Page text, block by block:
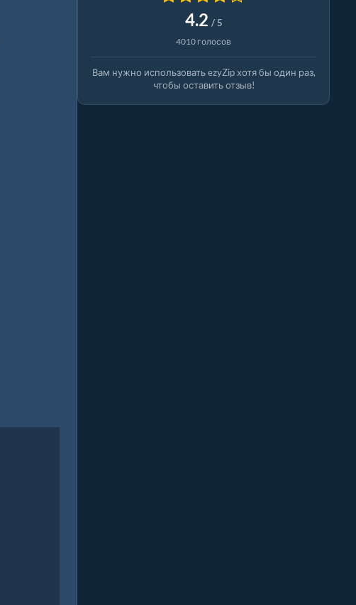
4.2 / 5
4010 голосов
Вам нужно использовать ezyZip хотя бы один раз,
чтобы оставить отзыв!